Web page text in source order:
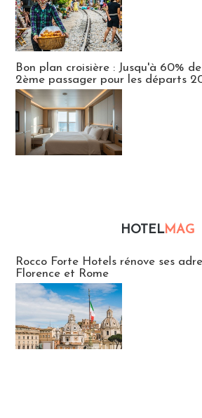
Bon plan croisière : Jusqu'à 60%
2ème passager pour les départs
HOTELMAG
Rocco Forte Hotels rénove ses
Florence et Rome